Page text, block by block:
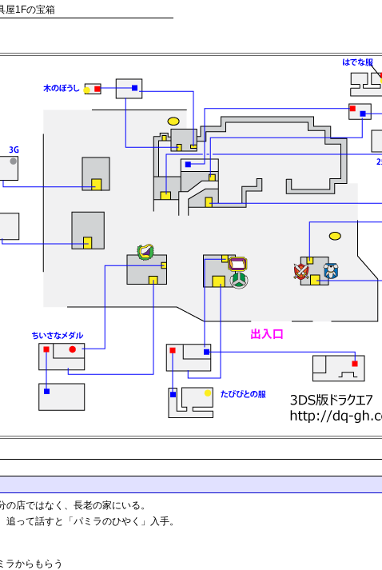
屋1Fの宝箱
の店ではなく、長老の家にいる。
追って話すと「パミラのひやく」入手。
ラからもらう